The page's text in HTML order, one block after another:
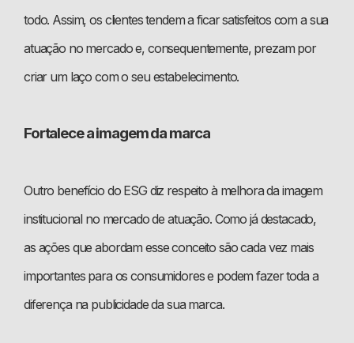
todo. Assim, os clientes tendem a ficar satisfeitos com a sua
atuação no mercado e, consequentemente, prezam por
criar um laço com o seu estabelecimento.
Fortalece a imagem da marca
Outro benefício do ESG diz respeito à melhora da imagem
institucional no mercado de atuação. Como já destacado,
as ações que abordam esse conceito são cada vez mais
importantes para os consumidores e podem fazer toda a
diferença na publicidade da sua marca.